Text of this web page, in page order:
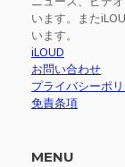
います。また
います。
iLOUD
お問い合わせ
プライバシーポ
免責条項
MENU